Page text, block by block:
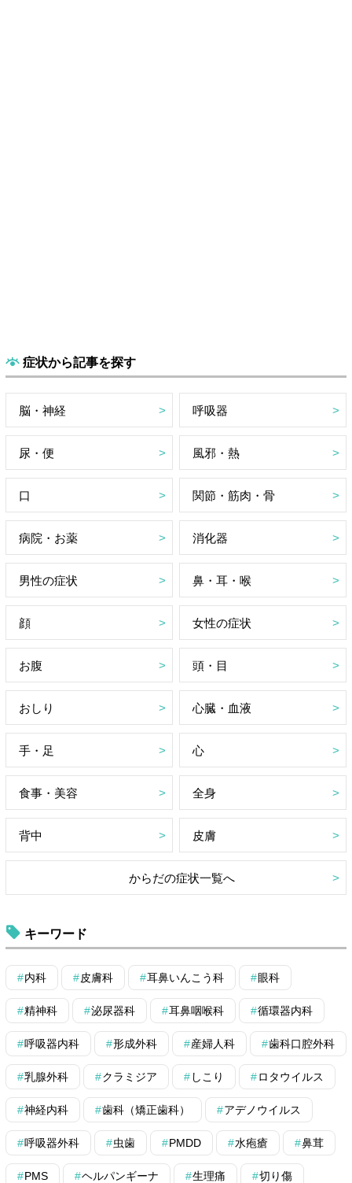
症状から記事を探す
脳・神経 呼吸器
尿・便 風邪・熱
口 関節・筋肉・骨
病院・お薬 消化器
男性の症状 鼻・耳・喉
顔 女性の症状
お腹 頭・目
おしり 心臓・血液
手・足 心
食事・美容 全身
背中 皮膚
からだの症状一覧へ
キーワード
内科 皮膚科 耳鼻いんこう科 眼科
精神科 泌尿器科 耳鼻咽喉科 循環器内科
呼吸器内科 形成外科 産婦人科 歯科口腔外科
乳腺外科 クラミジア しこり ロタウイルス
神経内科 歯科（矯正歯科） アデノウイルス
呼吸器外科 虫歯 PMDD 水疱瘡 鼻茸
PMS ヘルパンギーナ 生理痛 切り傷